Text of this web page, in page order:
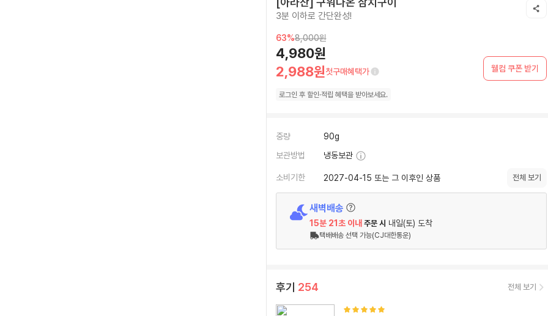
3분 이하로 간단완성!
63%8,000원
4,980원
2,988원첫구매혜택가 웰컴 쿠폰 받기
로그인 후 할인·적립 혜택을 받아보세요.
중량
90g
보관방법
냉동보관
소비기한 2027-04-15 또는 그 이후인 상품 전체 보기
새벽배송
15분 20초 이내 주문 시 내일(토) 도착
택배배송 선택 가능(CJ대한통운)
후기 254 전체 보기